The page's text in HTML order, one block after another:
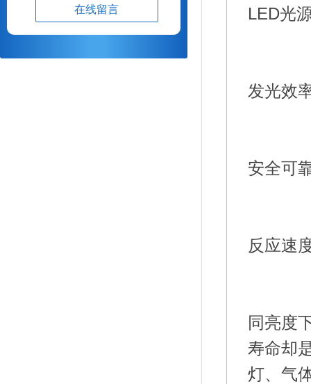
在线留言
反应速
同亮度
寿命却
灯、气